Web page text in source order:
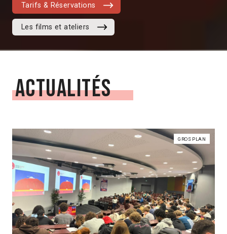
Tarifs & Réservations
Les films et ateliers
Actualités
GROS PLAN